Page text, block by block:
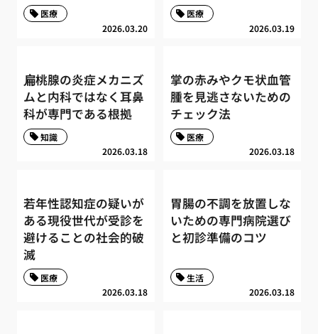
2026.03.20
医療
2026.03.19
医療
扁桃腺の炎症メカニズ
ムと内科ではなく耳鼻
科が専門である根拠
2026.03.18
知識
掌の赤みやクモ状血管
腫を見逃さないための
チェック法
2026.03.18
医療
若年性認知症の疑いが
ある現役世代が受診を
避けることの社会的破
滅
2026.03.18
医療
胃腸の不調を放置しな
いための専門病院選び
と初診準備のコツ
2026.03.18
生活